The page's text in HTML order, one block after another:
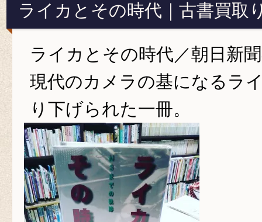
ライカとその時代｜古書買取
ライカとその時代／朝日新
現代のカメラの基になるラ
り下げられた一冊。